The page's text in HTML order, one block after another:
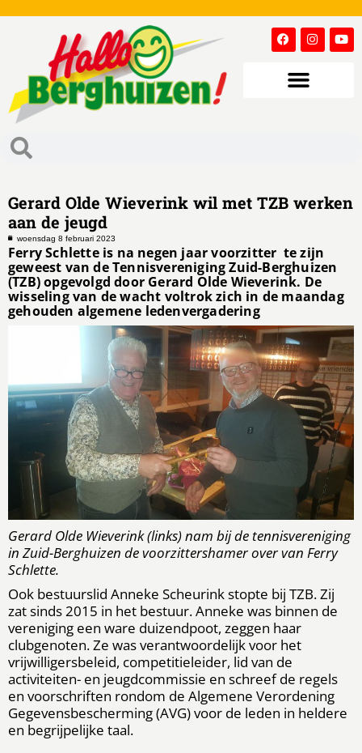
Gerard Olde Wieverink wil met TZB werken
aan de jeugd
woensdag 8 februari 2023
Ferry Schlette is na negen jaar voorzitter te zijn
geweest van de Tennisvereniging Zuid-Berghuizen
(TZB) opgevolgd door Gerard Olde Wieverink. De
wisseling van de wacht voltrok zich in de maandag
gehouden algemene ledenvergadering
Gerard Olde Wieverink (links) nam bij de tennisvereniging
in Zuid-Berghuizen de voorzittershamer over van Ferry
Schlette.
Ook bestuurslid Anneke Scheurink stopte bij TZB. Zij
zat sinds 2015 in het bestuur. Anneke was binnen de
vereniging een ware duizendpoot, zeggen haar
clubgenoten. Ze was verantwoordelijk voor het
vrijwilligersbeleid, competitieleider, lid van de
activiteiten- en jeugdcommissie en schreef de regels
en voorschriften rondom de Algemene Verordening
Gegevensbescherming (AVG) voor de leden in heldere
en begrijpelijke taal.